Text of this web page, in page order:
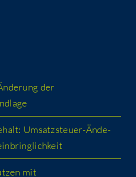
der
Umsatz­steu­er-Ände­
mit